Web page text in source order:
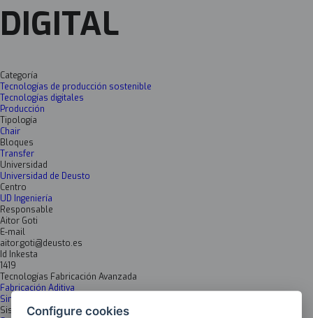
DIGITAL
Categoría
Tecnologías de producción sostenible
Tecnologías digitales
Producción
Tipología
Chair
Bloques
Transfer
Universidad
Universidad de Deusto
Centro
UD Ingeniería
Responsable
Aitor Goti
E-mail
aitor.goti@deusto.es
Id Inkesta
1419
Tecnologías Fabricación Avanzada
Fabricación Aditiva
Simulación y modelización
Sistemas mecatrónicos
Configure cookies